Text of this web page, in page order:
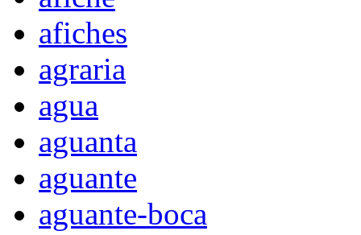
afiches
agraria
agua
aguanta
aguante
aguante-boca